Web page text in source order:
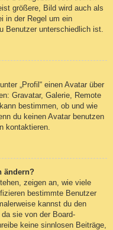
größere, Bild wird auch als
in der Regel um ein
Benutzer unterschiedlich ist.
„Profil“ einen Avatar über
Gravatar, Galerie, Remote
bestimmen, ob und wie
du keinen Avatar benutzen
kontaktieren.
ändern?
zeigen an, wie viele
bestimmte Benutzer
kannst du den
sie von der Board-
keine sinnlosen Beiträge,